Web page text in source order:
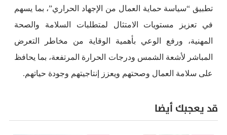
تطبيق “سياسة حماية العمال من الإجهاد الحراري”، بما يسهم
في تعزيز مستويات الامتثال لمتطلبات السلامة والصحة
المهنية، ورفع الوعي بأهمية الوقاية من مخاطر التعرض
المباشر لأشعة الشمس ودرجات الحرارة المرتفعة، بما يحافظ
على سلامة العمال وصحتهم ويعزز إنتاجيتهم وجودة حياتهم.
قد يعجبك أيضا